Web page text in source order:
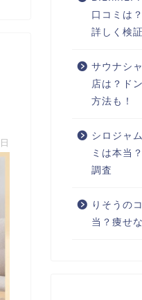
口コミは
詳しく検証
サウナシ
店は？ド
方法も！
シロジャ
ミは本当
調査
りそうの
当？痩せ